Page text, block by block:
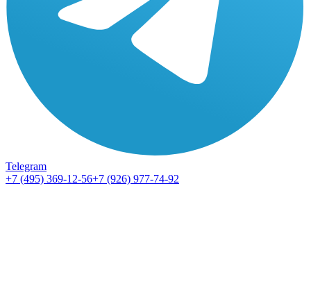
Telegram
+7 (495) 369-12-56+7 (926) 977-74-92